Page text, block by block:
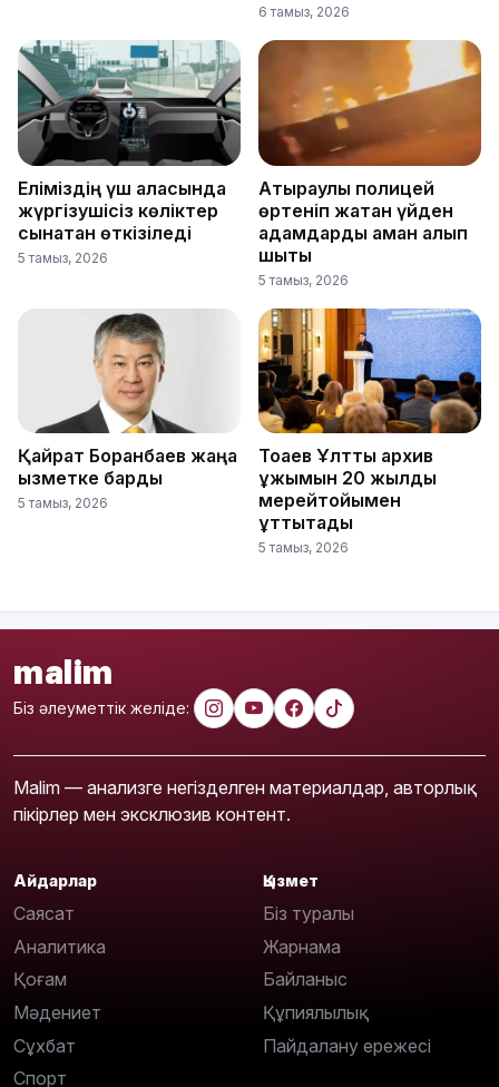
6 тамыз, 2026
Еліміздің үш қаласында
жүргізушісіз көліктер
сынақтан өткізіледі
5 тамыз, 2026
Атыраулық полицей
өртеніп жатқан үйден
адамдарды аман алып
шықты
5 тамыз, 2026
Қайрат Боранбаев жаңа
қызметке барды
5 тамыз, 2026
Тоқаев Ұлттық архив
ұжымын 20 жылдық
мерейтойымен
құттықтады
5 тамыз, 2026
malim
Біз әлеуметтік желіде:
Malim — анализге негізделген материалдар, авторлық
пікірлер мен эксклюзив контент.
Айдарлар
Саясат
Аналитика
Қоғам
Мәдениет
Сұхбат
Спорт
Қызмет
Біз туралы
Жарнама
Байланыс
Құпиялылық
Пайдалану ережесі